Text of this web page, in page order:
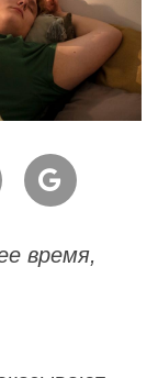
время,